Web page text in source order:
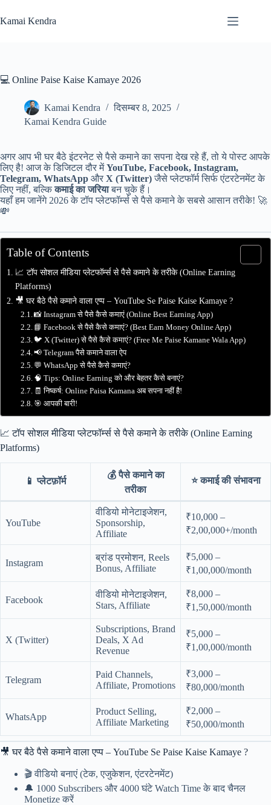
to
content
Kamai Kendra
💻 Online Paise Kaise Kamaye 2026
Kamai Kendra
दिसम्बर 8, 2025
Kamai Kendra Guide
अगर आप भी घर बैठे इंटरनेट से पैसे कमाने का सपना देख रहे हैं, तो ये पोस्ट आपके
लिए है! आज के डिजिटल दौर मेंYouTube, Facebook, Instagram,
Telegram, WhatsApp और X (Twitter)जैसे प्लेटफॉर्म सिर्फ एंटरटेनमेंट के
लिए नहीं, बल्किकमाई का जरियाबन चुके हैं।
यहाँ हम जानेंगे 2026 के टॉप प्लेटफॉर्म्स से पैसे कमाने के सबसे आसान तरीके! 🚀
💸
Table of Contents
📈 टॉप सोशल मीडिया प्लेटफॉर्म्स से पैसे कमाने के तरीके (Online Earning
Platforms)
🎥 घर बैठे पैसे कमाने वाला एप्प – YouTube Se Paise Kaise Kamaye ?
📸 Instagram से पैसे कैसे कमाएं (Online Best Earning App)
📘 Facebook से पैसे कैसे कमाएं? (Best Earn Money Online App)
🐦 X (Twitter) से पैसे कैसे कमाएं? (Free Me Paise Kamane Wala App)
📢 Telegram पैसे कमाने वाला ऐप
💬 WhatsApp से पैसे कैसे कमाएं?
🧠 Tips: Online Earning को और बेहतर कैसे बनाएं?
🧾 निष्कर्ष: Online Paisa Kamana अब सपना नहीं है!
🎯 आपकी बारी!
📈 टॉप सोशल मीडिया प्लेटफॉर्म्स से पैसे कमाने के तरीके (Online Earning
Platforms)
📱 प्लेटफ़ॉर्म
💰 पैसे कमाने का
तरीका
⭐ कमाई की संभावना
YouTube
वीडियो मोनेटाइजेशन,
Sponsorship,
Affiliate
₹10,000 –
₹2,00,000+/month
Instagram
ब्रांड प्रमोशन, Reels
Bonus, Affiliate
₹5,000 –
₹1,00,000/month
Facebook
वीडियो मोनेटाइजेशन,
Stars, Affiliate
₹8,000 –
₹1,50,000/month
X (Twitter)
Subscriptions, Brand
Deals, X Ad
Revenue
₹5,000 –
₹1,00,000/month
Telegram
Paid Channels,
Affiliate, Promotions
₹3,000 –
₹80,000/month
WhatsApp
Product Selling,
Affiliate Marketing
₹2,000 –
₹50,000/month
🎥 घर बैठे पैसे कमाने वाला एप्प – YouTube Se Paise Kaise Kamaye ?
🎬 वीडियो बनाएं (टेक, एजुकेशन, एंटरटेनमेंट)
🔔 1000 Subscribers और 4000 घंटे Watch Time के बाद चैनल
Monetize करें